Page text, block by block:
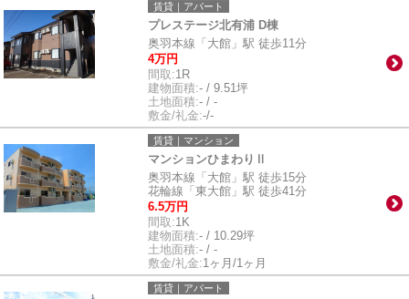
賃貸｜アパート
プレステージ北有浦 D棟
奥羽本線「大館」駅 徒歩11分
4万円
間取:1R
建物面積:- / 9.51坪
土地面積:- / -
敷金/礼金:-/-
賃貸｜マンション
マンションひまわりⅡ
奥羽本線「大館」駅 徒歩15分
花輪線「東大館」駅 徒歩41分
6.5万円
間取:1K
建物面積:- / 10.29坪
土地面積:- / -
敷金/礼金:1ヶ月/1ヶ月
賃貸｜アパート